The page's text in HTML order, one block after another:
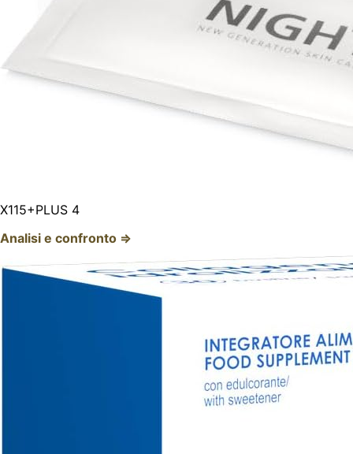
X115+PLUS 4
Analisi e confronto ⇒